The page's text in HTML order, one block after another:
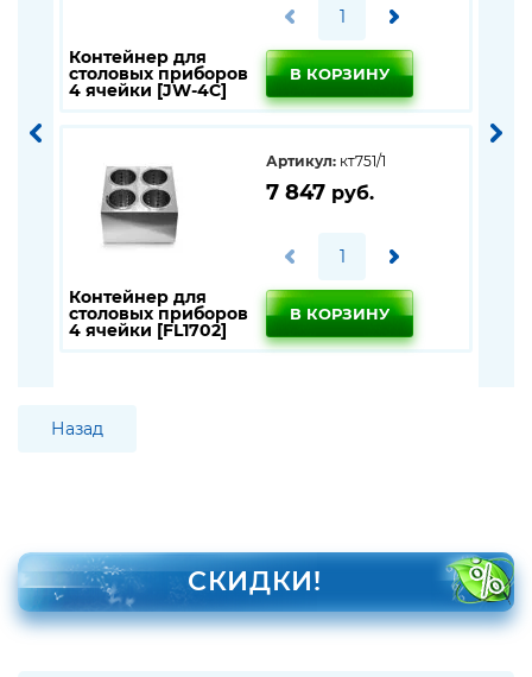
СКИДКИ!
Контейнер для
столовых приборов
4 ячейки [JW-4C]
В КОРЗИНУ
Контейнер для
столовых приборов
4 ячейки [FL1702]
Артикул: кт751/1
7 847 руб.
В КОРЗИНУ
Назад